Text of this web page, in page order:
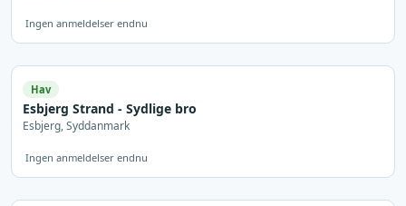
Ingen anmeldelser endnu
Hav
Esbjerg Strand - Sydlige bro
Esbjerg, Syddanmark
Ingen anmeldelser endnu